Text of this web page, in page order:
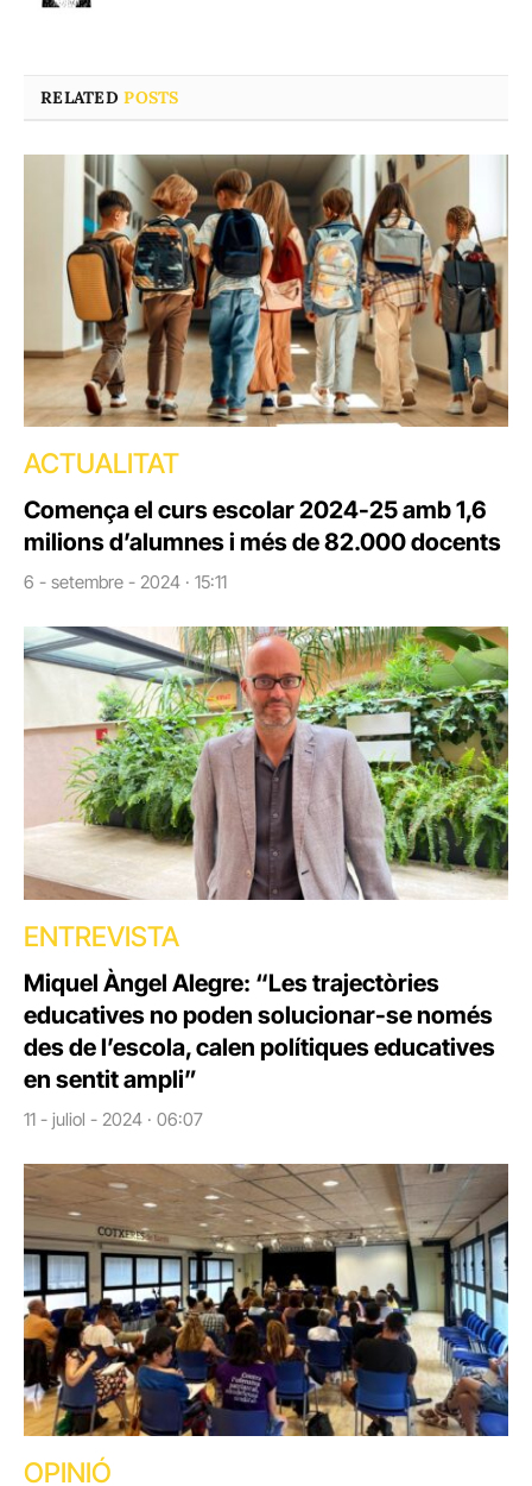
RELATEDPOSTS
ACTUALITAT
Comença el curs escolar 2024-25 amb 1,6
milions d’alumnes i més de 82.000 docents
6 - setembre - 2024 · 15:11
ENTREVISTA
Miquel Àngel Alegre: “Les trajectòries
educatives no poden solucionar-se només
des de l’escola, calen polítiques educatives
en sentit ampli”
11 - juliol - 2024 · 06:07
OPINIÓ